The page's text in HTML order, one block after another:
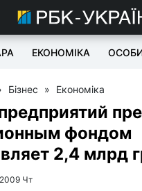
ЕКОНОМІКА
Бізнес » Економіка
фондом
2,4 млрд
Чт